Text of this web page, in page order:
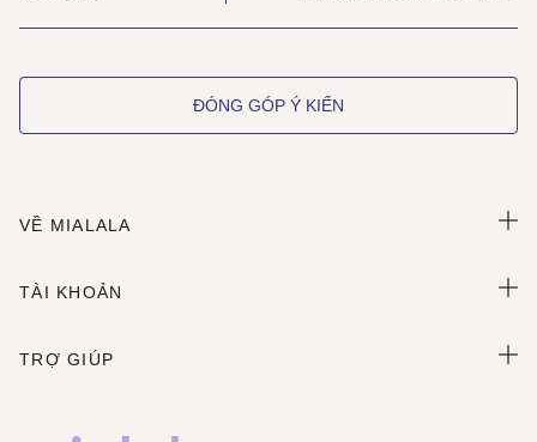
ĐÓNG GÓP Ý KIẾN
VỀ MIALALA
TÀI KHOẢN
TRỢ GIÚP